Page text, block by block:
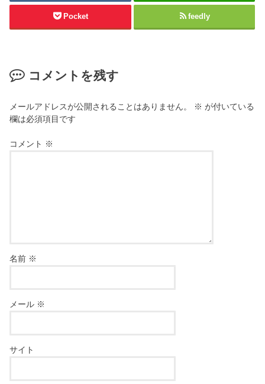
Pocket feedly
コメントを残す
メールアドレスが公開されることはありません。 ※ が付いている
欄は必須項目です
コメント ※
名前 ※
メール ※
サイト